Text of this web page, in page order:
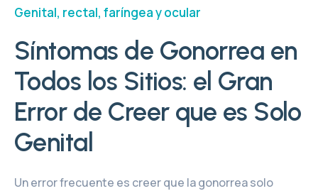
Genital, rectal, faríngea y ocular
Síntomas de Gonorrea en
Todos los Sitios: el Gran
Error de Creer que es Solo
Genital
Un error frecuente es creer que la gonorrea solo